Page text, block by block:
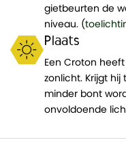
gietbeurten de
niveau. (
Plaats
Een Croton
zonlicht. Krijgt
minder bont
onvoldoende